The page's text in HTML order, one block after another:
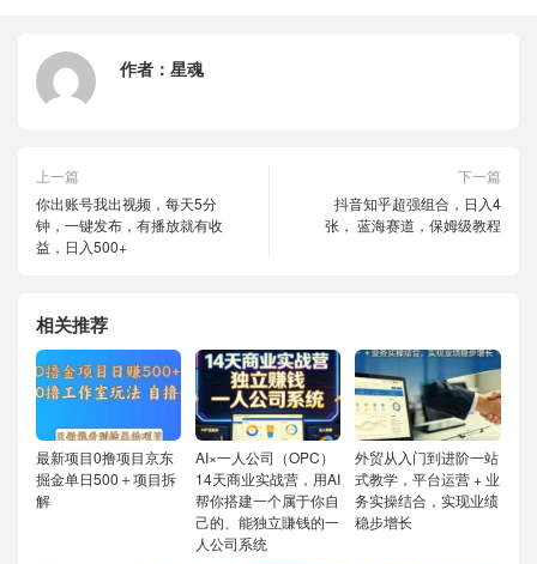
作者： 星魂
上一篇
你出账号我出视频，每天5分
钟，一键发布，有播放就有收
益，日入500+
下一篇
抖音知乎超强组合，日入4
张， 蓝海赛道，保姆级教程
相关推荐
最新项目0撸项目京东
掘金单日500＋项目拆
解
AI×一人公司（OPC）
14天商业实战营，用AI
帮你搭建一个属于你自
己的、能独立賺钱的一
人公司系统
外贸从入门到进阶一站
式教学，平台运营 + 业
务实操结合，实现业绩
稳步增长